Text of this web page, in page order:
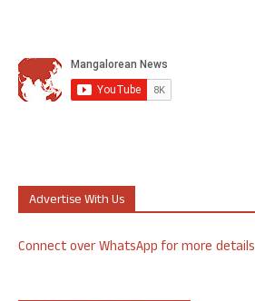
Advertise With Us
Connect over WhatsApp for more details